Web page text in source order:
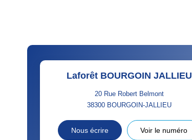
Laforêt BOURGOIN JALLIEU
20 Rue Robert Belmont
38300 BOURGOIN-JALLIEU
Nous écrire Voir le numéro